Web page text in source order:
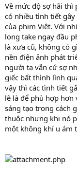
Về mức độ sợ hãi
có nhiều tình tiết
của phim Việt. Với
long take ngay đầu
là xưa cũ, không có
nền điện ảnh phát
người ta vẫn cứ sợ
giếc bất thình lình
vậy thì các tình tiết
lẽ là để phù hợp
sáng tạo trong cách
thuộc nhưng khi nó
một không khí u ám